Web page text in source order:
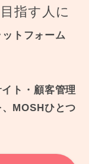
e
指す人に
トフォーム
ト・顧客管理
MOSHひとつ